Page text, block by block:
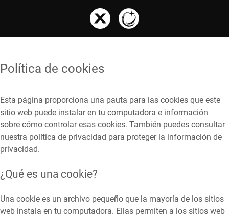
Política de cookies
Esta página proporciona una pauta para las cookies que este
sitio web puede instalar en tu computadora e información
sobre cómo controlar esas cookies. También puedes consultar
nuestra política de privacidad para proteger la información de
privacidad.
¿Qué es una cookie?
Una cookie es un archivo pequeño que la mayoría de los sitios
web instala en tu computadora. Ellas permiten a los sitios web